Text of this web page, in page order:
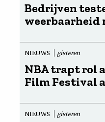
Bedrijven
weerbaarheid
NIEUWS gisteren
NBA trapt rol
Film Festival
NIEUWS gisteren